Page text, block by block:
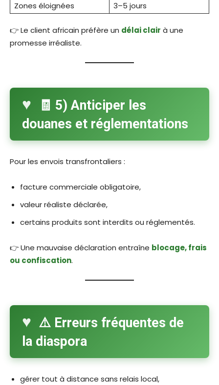
Zones éloignées
3–5 jours
👉 Le client africain préfère un délai clair à une
promesse irréaliste.
🧾 5) Anticiper les
douanes et réglementations
Pour les envois transfrontaliers :
facture commerciale obligatoire,
valeur réaliste déclarée,
certains produits sont interdits ou réglementés.
👉 Une mauvaise déclaration entraîne blocage, frais
ou confiscation.
⚠️ Erreurs fréquentes de
la diaspora
gérer tout à distance sans relais local,